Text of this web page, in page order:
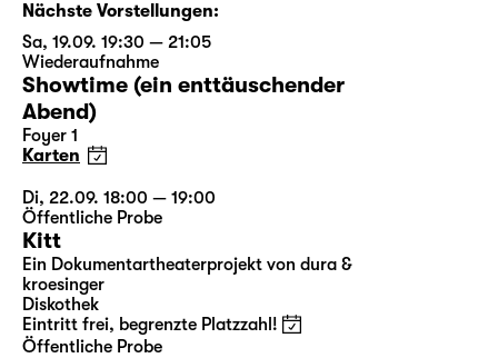
Nächste Vorstellungen:
Sa, 19.09. 19:30 — 21:05
Wiederaufnahme
Showtime (ein enttäuschender
Abend)
Foyer 1
Karten
Di, 22.09. 18:00 — 19:00
Öffentliche Probe
Kitt
Ein Dokumentartheaterprojekt von dura &
kroesinger
Diskothek
Eintritt frei, begrenzte Platzzahl!
Öffentliche Probe